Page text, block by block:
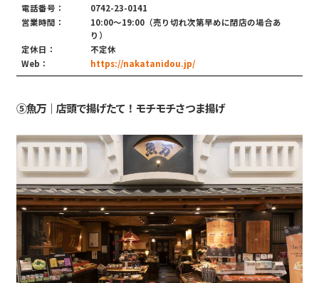
電話番号：
0742-23-0141
営業時間：
10:00～19:00（売り切れ次第早めに閉店の場合あ
り）
定休日：
不定休
Web：
https://nakatanidou.jp/
⑤魚万｜店頭で揚げたて！モチモチさつま揚げ